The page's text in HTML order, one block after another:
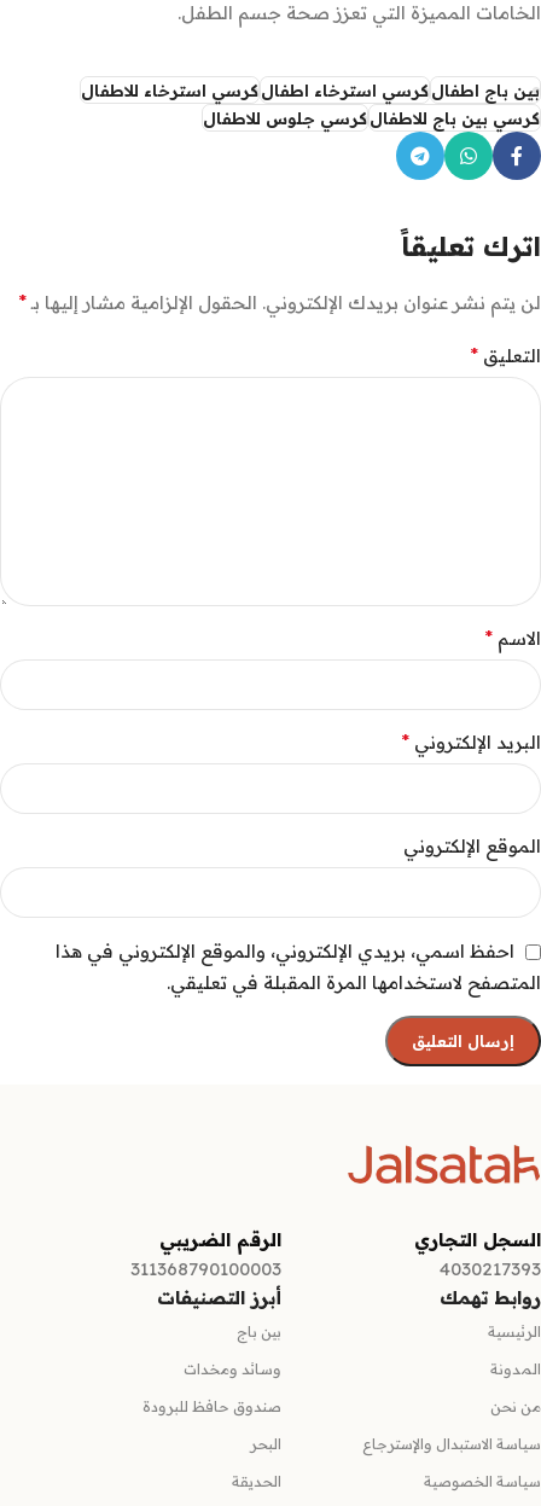
الخامات المميزة التي تعزز صحة جسم الطفل.
بين باج اطفالكرسي استرخاء اطفالكرسي استرخاء للاطفال
كرسي بين باج للاطفالكرسي جلوس للاطفال
اترك تعليقاً
لن يتم نشر عنوان بريدك الإلكتروني. الحقول الإلزامية مشار إليها بـ*
التعليق *
الاسم *
البريد الإلكتروني *
الموقع الإلكتروني
احفظ اسمي، بريدي الإلكتروني، والموقع الإلكتروني في هذا
المتصفح لاستخدامها المرة المقبلة في تعليقي.
السجل التجاري
4030217393
الرقم الضريبي
311368790100003
روابط تهمك
الرئيسية
المدونة
من نحن
سياسة الاستبدال والإسترجاع
سياسة الخصوصية
أبرز التصنيفات
بين باج
وسائد ومخدات
صندوق حافظ للبرودة
البحر
الحديقة